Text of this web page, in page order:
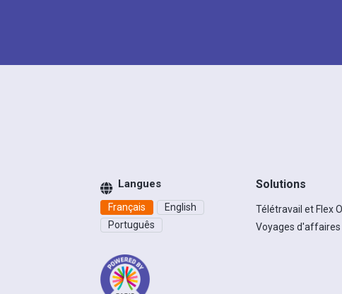
Langues
Français
English
Português
Solutions
Télétravail et Flex
Voyages d'affaires